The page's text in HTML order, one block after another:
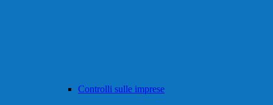
Controlli sulle imprese